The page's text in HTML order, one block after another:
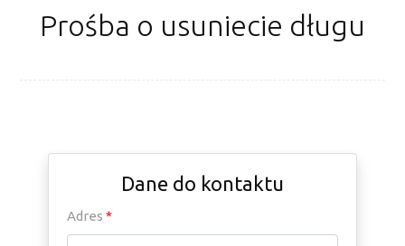
Prośba o usuniecie długu
Dane do kontaktu
Adres*